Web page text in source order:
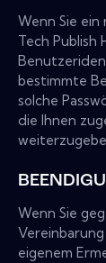
Wenn Sie
Tech Publish
bestimmte
solche
die Ihnen
Wenn Sie
eigenem